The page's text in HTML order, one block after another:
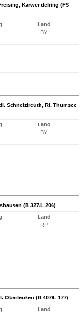
Karwendelring (FS
Land
BY
Schneizlreuth, Ri. Thumsee
Land
BY
(B 327/L 206)
Land
RP
Oberleuken (B 407/L 177)
Land